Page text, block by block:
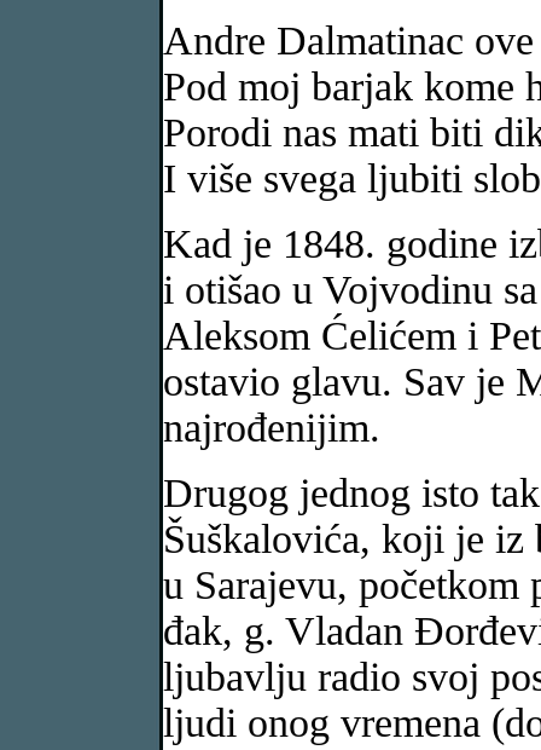
Andre Dalmatinac
Pod moj barjak kome
Porodi nas mati biti
I više svega ljubiti
Kad je 1848. godine
i otišao u Vojvodinu
Aleksom Ćelićem i
ostavio glavu. Sav je
najrođenijim.
Drugog jednog isto
Šuškalovića, koji je iz
u Sarajevu, početkom
đak, g. Vladan
ljubavlju radio svoj
ljudi onog vremena